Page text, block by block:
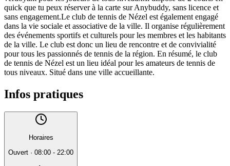
quick que tu peux réserver à la carte sur Anybuddy, sans licence et
sans engagement.Le club de tennis de Nézel est également engagé
dans la vie sociale et associative de la ville. Il organise régulièrement
des événements sportifs et culturels pour les membres et les habitants
de la ville. Le club est donc un lieu de rencontre et de convivialité
pour tous les passionnés de tennis de la région. En résumé, le club
de tennis de Nézel est un lieu idéal pour les amateurs de tennis de
tous niveaux. Situé dans une ville accueillante.
Infos pratiques
Horaires
Ouvert · 08:00 - 22:00